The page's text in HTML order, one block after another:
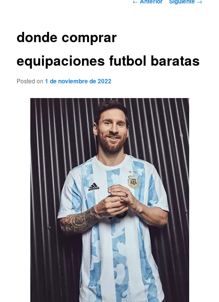
donde comprar
equipaciones futbol baratas
Posted on1 de noviembre de 2022